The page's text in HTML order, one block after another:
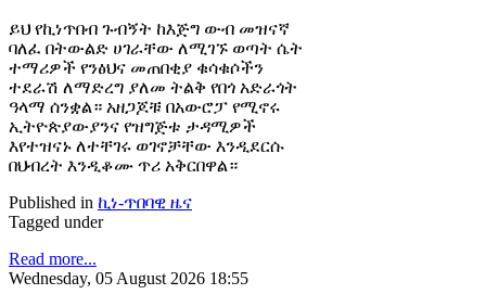
ይህ የኪነጥበብ ጉብኝት ከእጅግ ውብ መዝናኛ
ባለፈ በትውልድ ሀገራቸው ለሚገኙ ወጣት ሴት
ተማሪዎች የንፅህና መጠበቂያ ቁሳቁሶችን
ተደራሽ ለማድረግ ያለመ ትልቅ የበጎ አድራጎት
ዓላማ ሰንቋል። አዘጋጆቹ በአውሮፓ የሚኖሩ
ኢትዮጵያውያንና የዝግጅቱ ታዳሚዎች
እየተዝናኑ ለተቸገሩ ወገኖቻቸው እንዲደርሱ
በህብረት እንዲቆሙ ጥሪ አቅርበዋል።
Published in ኪነ-ጥበባዊ ዜና
Tagged under
Read more...
Wednesday, 05 August 2026 18:55